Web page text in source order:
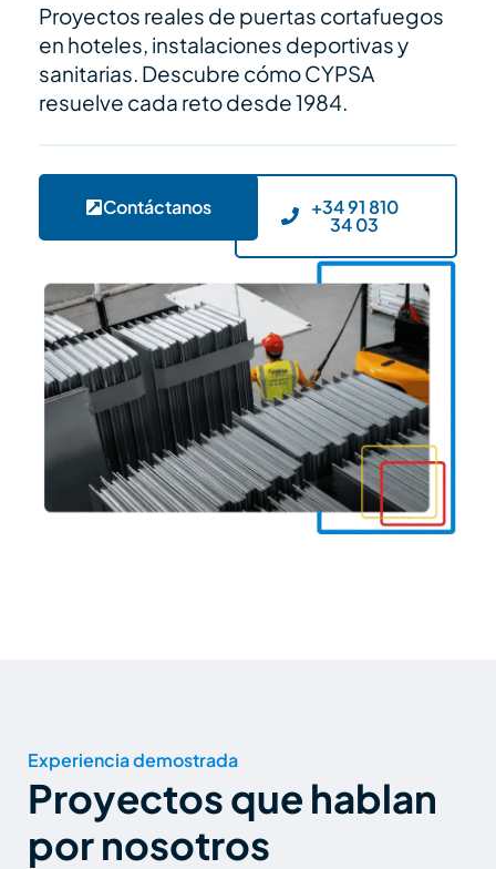
Proyectos reales de puertas cortafuegos
en hoteles, instalaciones deportivas y
sanitarias. Descubre cómo CYPSA
resuelve cada reto desde 1984.
Contáctanos +34 91 810
34 03
Experiencia demostrada
Proyectos que hablan
por nosotros